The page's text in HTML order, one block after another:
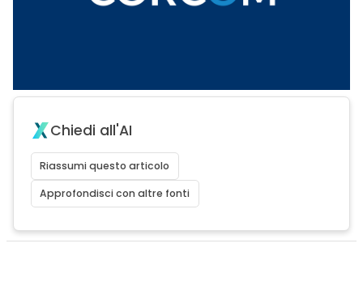
Chiedi all'AI
Riassumi questo articolo
Approfondisci con altre fonti